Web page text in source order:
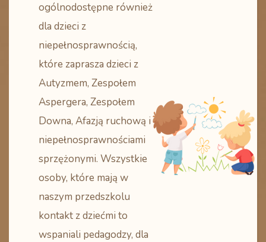
ogólnodostępne również
dla dzieci z
niepełnosprawnością,
które zaprasza dzieci z
Autyzmem, Zespołem
Aspergera, Zespołem
Downa, Afazją ruchową i
niepełnosprawnościami
sprzężonymi. Wszystkie
osoby, które mają w
naszym przedszkolu
kontakt z dziećmi to
wspaniali pedagodzy, dla